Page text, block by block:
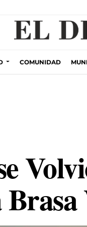
COMUNIDAD